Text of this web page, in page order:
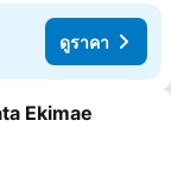
ดูราคา
โปรด
Ekimae